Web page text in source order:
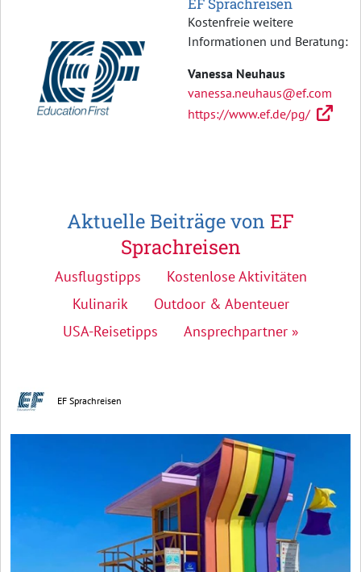
Kostenfreie weitere
Informationen und Beratung:
Vanessa Neuhaus
vanessa.neuhaus@ef.com
https://www.ef.de/pg/
Aktuelle Beiträge von EF
Sprachreisen
Ausflugstipps
Kostenlose Aktivitäten
Kulinarik
Outdoor & Abenteuer
USA-Reisetipps
Ansprechpartner »
EF Sprachreisen